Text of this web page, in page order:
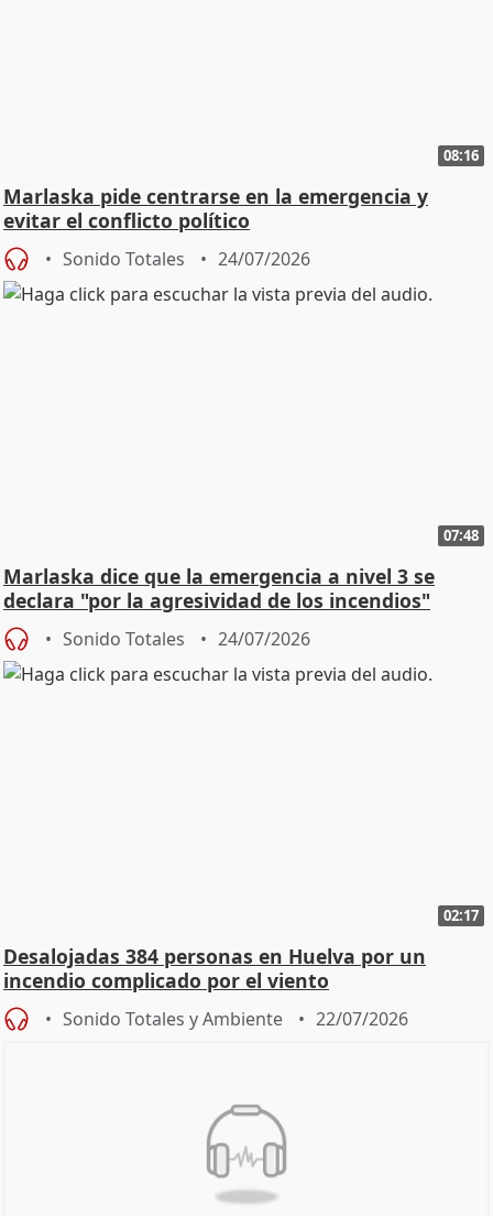
08:16
Marlaska pide centrarse en la emergencia y
evitar el conflicto político
Sonido Totales 24/07/2026
07:48
Marlaska dice que la emergencia a nivel 3 se
declara "por la agresividad de los incendios"
Sonido Totales 24/07/2026
02:17
Desalojadas 384 personas en Huelva por un
incendio complicado por el viento
Sonido Totales y Ambiente 22/07/2026